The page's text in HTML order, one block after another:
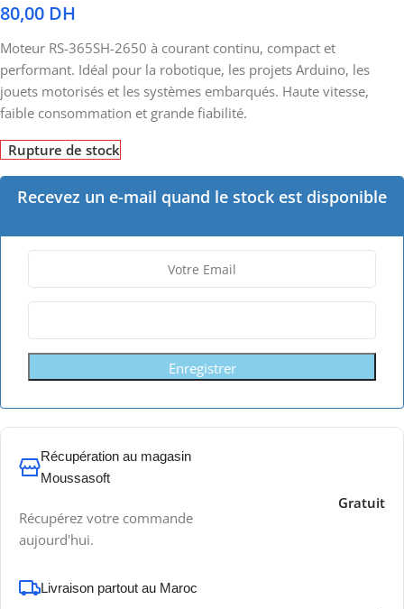
80,00 DH
Moteur RS-365SH-2650 à courant continu, compact et
performant. Idéal pour la robotique, les projets Arduino, les
jouets motorisés et les systèmes embarqués. Haute vitesse,
faible consommation et grande fiabilité.
Rupture de stock
Recevez un e-mail quand le stock est disponible
Enregistrer
Récupération au magasin
Moussasoft
Récupérez votre commande
aujourd'hui.
Gratuit
Livraison partout au Maroc